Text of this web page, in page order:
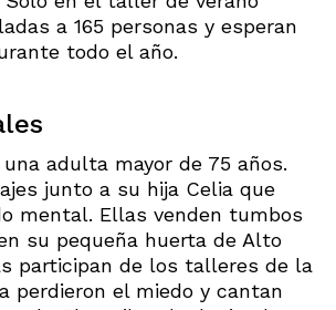
a 165 personas y esperan
todo el año.
adulta mayor de 75 años.
junto a su hija Celia que
mental. Ellas venden tumbos
su pequeña huerta de Alto
participan de los talleres de la
perdieron el miedo y cantan